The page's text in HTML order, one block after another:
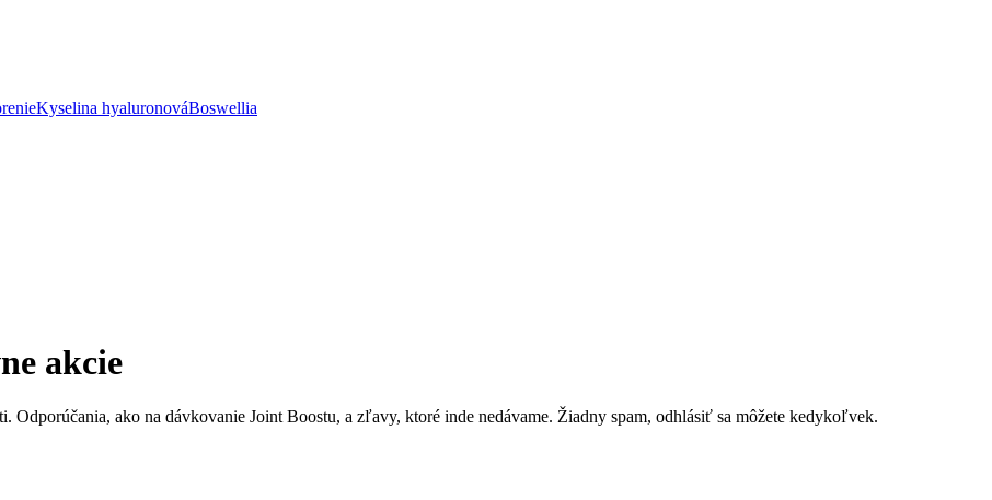
Kyselina hyaluronováBoswellia
akcie
Odporúčania, ako na dávkovanie Joint Boostu, a zľavy, ktoré inde nedávame. Žiadny spam, odhlásiť sa môžete kedykoľvek.